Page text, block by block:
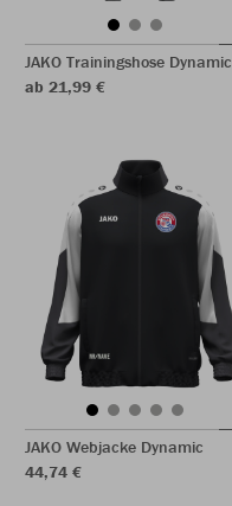
JAKO Trainingshose Dynamic
ab 21,99 €
JAKO Webjacke Dynamic
44,74 €